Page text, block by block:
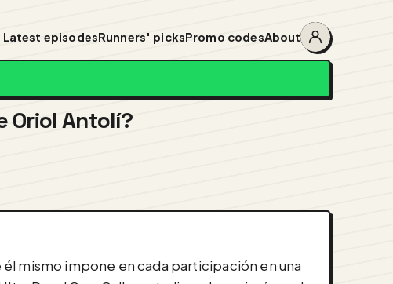
Latest episodesRunners' picksPromo codesAbout
Account
menu
Oriol Antolí?
él mismo impone en cada participación en una